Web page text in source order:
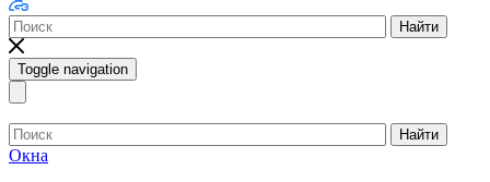
Найти
Toggle navigation
Найти
Окна